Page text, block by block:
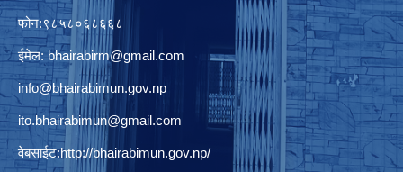
फोन:९८५८०६८६६८
ईमेल: bhairabirm@gmail.com
info@bhairabimun.gov.np
ito.bhairabimun@gmail.com
वेबसाईट:http://bhairabimun.gov.np/